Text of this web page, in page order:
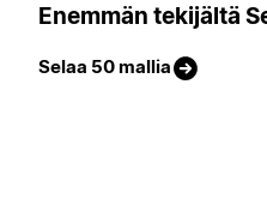
Enemmän tekijältä
Selaa 50 mallia